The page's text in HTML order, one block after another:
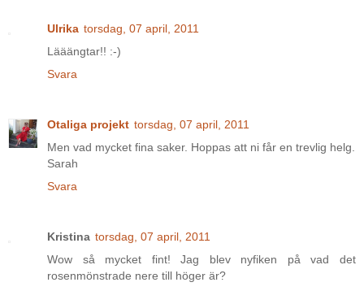
Ulrika torsdag, 07 april, 2011
Lääängtar!! :-)
Svara
Otaliga projekt torsdag, 07 april, 2011
Men vad mycket fina saker. Hoppas att ni får en trevlig helg.
Sarah
Svara
Kristina torsdag, 07 april, 2011
Wow så mycket fint! Jag blev nyfiken på vad det
rosenmönstrade nere till höger är?